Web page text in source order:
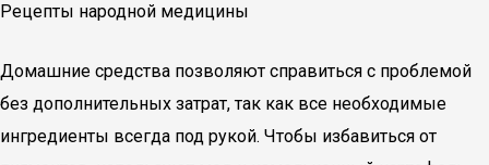
Рецепты народной медицины
Домашние средства позволяют справиться с проблемой
без дополнительных затрат, так как все необходимые
ингредиенты всегда под рукой. Чтобы избавиться от